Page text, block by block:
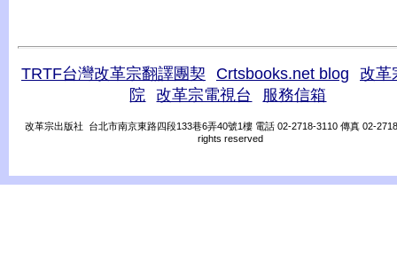
TRTF台灣改革宗翻譯團契 Crtsbooks.net blog
改革
院
改革宗電視台 服務信箱
改革宗出版社 台北市南京東路四段133巷6弄40號1樓 電話 02-2718-3110 傳真 02-
rights reserved